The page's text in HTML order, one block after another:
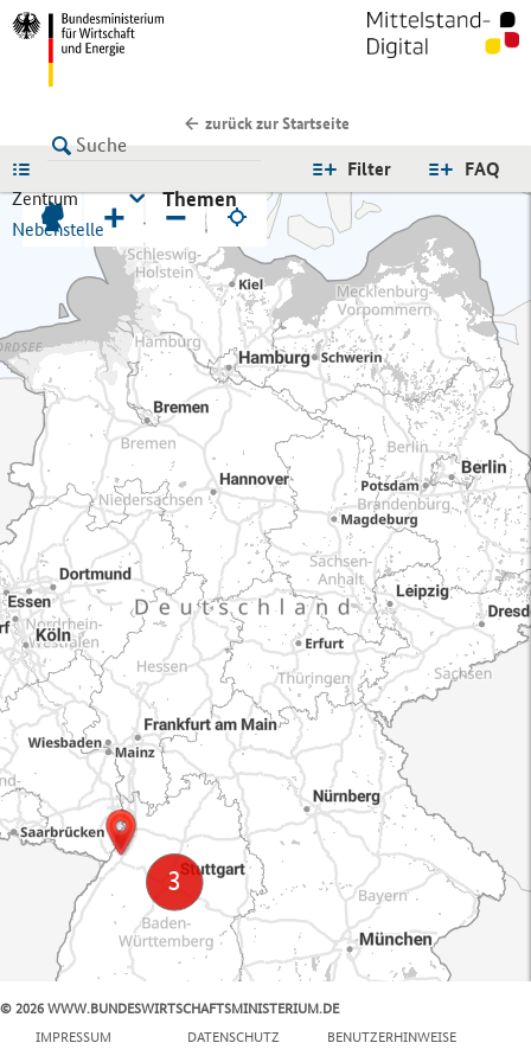
zurück zur Startseite
FAQ
Filter
Zentrum
Nebenstelle
Themen
+ −
© 2026 WWW.BUNDESWIRTSCHAFTSMINISTERIUM.DE
IMPRESSUM
DATENSCHUTZ BENUTZERHINWEISE